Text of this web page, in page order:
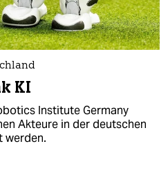
KI
Institute Germany
Akteure in der deutschen
werden.